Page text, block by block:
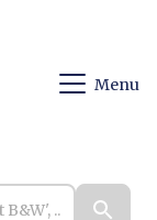
Menu